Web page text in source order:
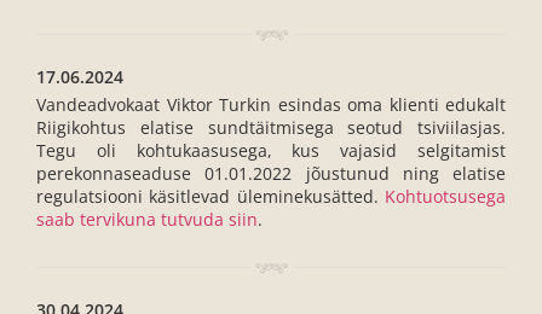
17.06.2024
Vandeadvokaat Viktor Turkin esindas oma klienti edukalt
Riigikohtus elatise sundtäitmisega seotud tsiviilasjas.
Tegu oli kohtukaasusega, kus vajasid selgitamist
perekonnaseaduse 01.01.2022 jõustunud ning elatise
regulatsiooni käsitlevad üleminekusätted. Kohtuotsusega
saab tervikuna tutvuda siin.